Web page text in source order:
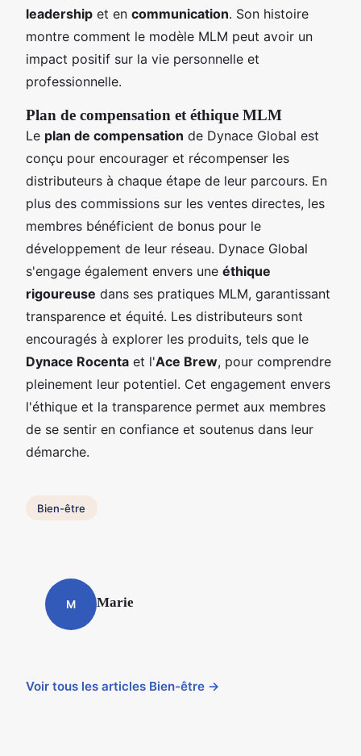
leadership et en communication. Son histoire
montre comment le modèle MLM peut avoir un
impact positif sur la vie personnelle et
professionnelle.
Plan de compensation et éthique MLM
Le plan de compensation de Dynace Global est
conçu pour encourager et récompenser les
distributeurs à chaque étape de leur parcours. En
plus des commissions sur les ventes directes, les
membres bénéficient de bonus pour le
développement de leur réseau. Dynace Global
s'engage également envers une éthique
rigoureuse dans ses pratiques MLM, garantissant
transparence et équité. Les distributeurs sont
encouragés à explorer les produits, tels que le
Dynace Rocenta et l'Ace Brew, pour comprendre
pleinement leur potentiel. Cet engagement envers
l'éthique et la transparence permet aux membres
de se sentir en confiance et soutenus dans leur
démarche.
Bien-être
M Marie
Voir tous les articles Bien-être →